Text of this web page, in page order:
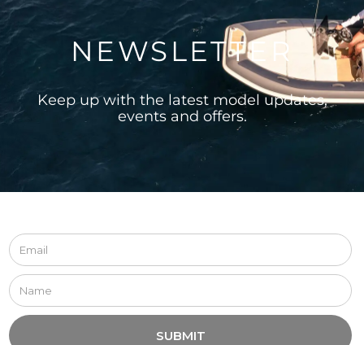
NEWSLETTER
Keep up with the latest model updates,
events and offers.